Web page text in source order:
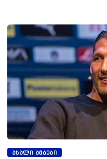
ᲐᲮᲐᲚᲘ ᲐᲛᲑᲔᲑᲘ